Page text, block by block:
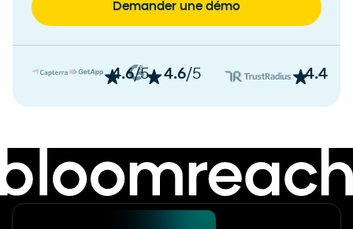
Demander une démo
4.6/5 4.6/5 4.4